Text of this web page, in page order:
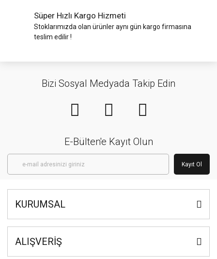
Süper Hızlı Kargo Hizmeti
Stoklarımızda olan ürünler aynı gün kargo firmasına
teslim edilir !
Bizi Sosyal Medyada Takip Edin
E-Bülten'e Kayıt Olun
Kayıt Ol
KURUMSAL
ALIŞVERİŞ